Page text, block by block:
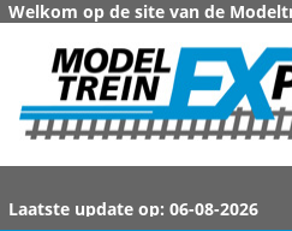
Welkom op de site van de